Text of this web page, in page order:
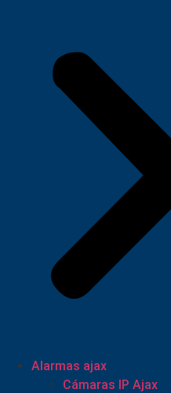
Alarmas ajax
Cámaras IP Ajax